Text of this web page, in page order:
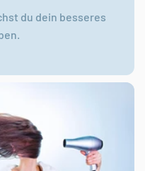
du dein besseres